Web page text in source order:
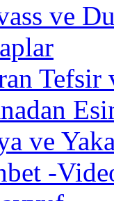
ve
Tefsir
ve
-